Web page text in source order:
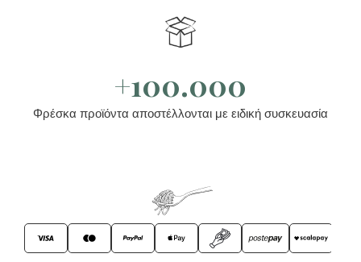
+100.000
Φρέσκα προϊόντα αποστέλλονται με ειδική συσκευασία